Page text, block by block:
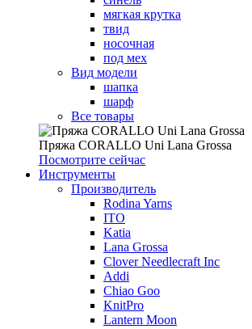
мягкая крутка
твид
носочная
под мех
Вид модели
шапка
шарф
Все товары
Пряжа CORALLO Uni Lana Grossa
Посмотрите сейчас
Инструменты
Производитель
Rodina Yarns
ITO
Katia
Lana Grossa
Clover Needlecraft Inc
Addi
Chiao Goo
KnitPro
Lantern Moon